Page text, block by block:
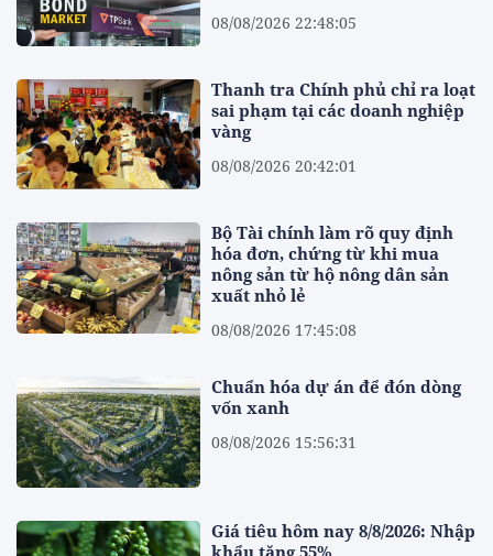
08/08/2026 22:48:05
Thanh tra Chính phủ chỉ ra loạt
sai phạm tại các doanh nghiệp
vàng
08/08/2026 20:42:01
Bộ Tài chính làm rõ quy định
hóa đơn, chứng từ khi mua
nông sản từ hộ nông dân sản
xuất nhỏ lẻ
08/08/2026 17:45:08
Chuẩn hóa dự án để đón dòng
vốn xanh
08/08/2026 15:56:31
Giá tiêu hôm nay 8/8/2026: Nhập
khẩu tăng 55%